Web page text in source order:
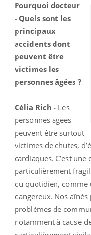
Pourquoi docteur
- Quels sont les
principaux
accidents dont
peuvent être
victimes les
personnes âgées ?
Célia Rich - Les
personnes âgées
peuvent être surtout
victimes de chutes,
cardiaques. C’est
particulièrement
du quotidien, comme
dangereux. Nos
problèmes de
notamment à cause